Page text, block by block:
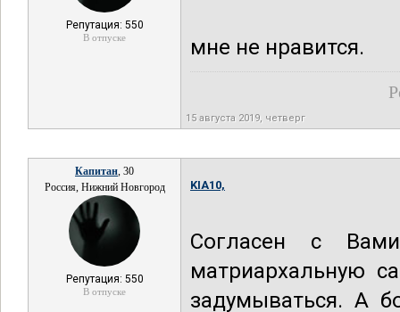
Репутация: 550
В отпуске мне не нравится.
15 августа 2019, четверг
Капитан, 30
Россия, Нижний Новгород
Репутация: 550
В отпуске
KIA10,
Согласен с
матриархальную
задумываться. А